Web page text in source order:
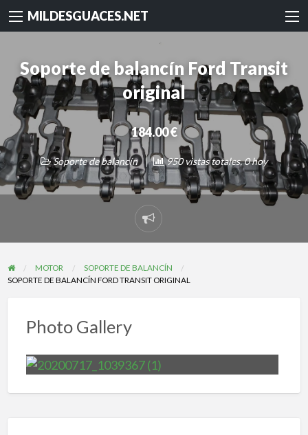
MILDESGUACES.NET
Soporte de balancín Ford Transit
original
184.00 €
Soporte de balancín 950 vistas totales, 0 hoy
Reportar
problema
MOTOR
SOPORTE DE BALANCÍN
SOPORTE DE BALANCÍN FORD TRANSIT ORIGINAL
Photo Gallery